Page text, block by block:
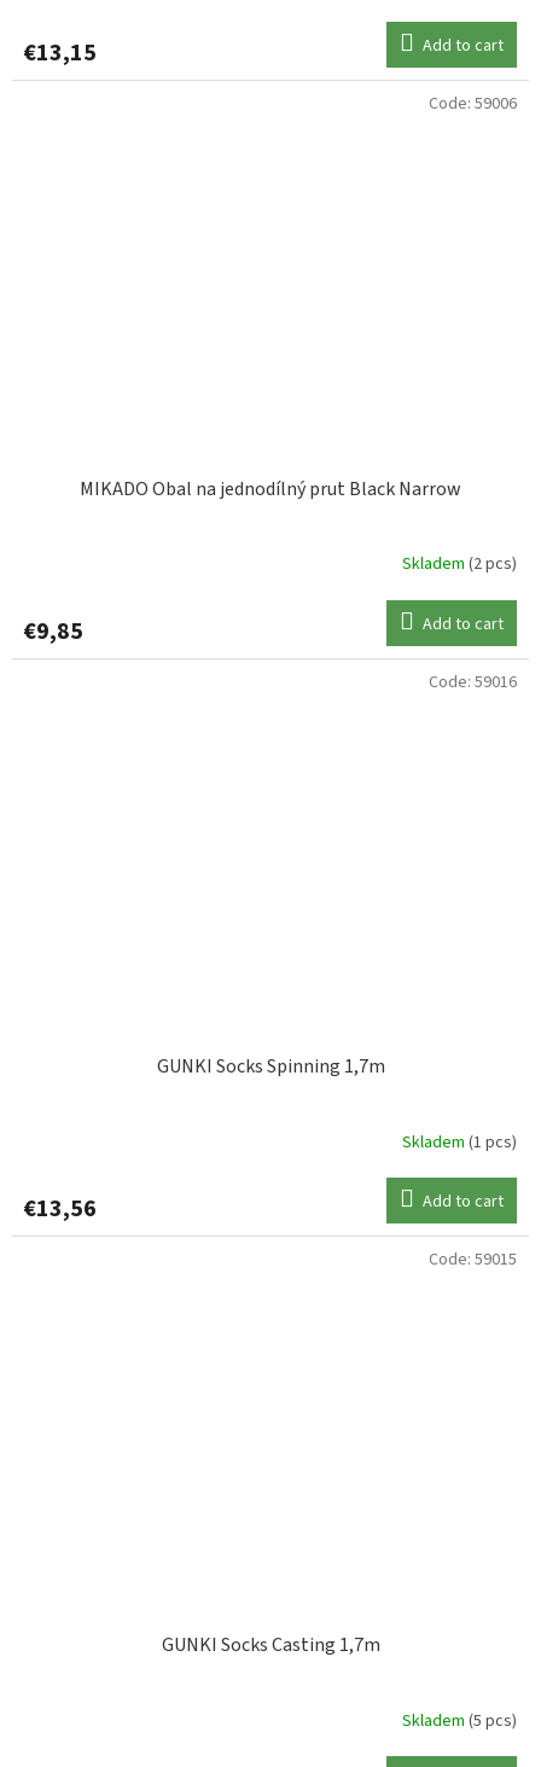
€13,15 Add to cart
MIKADO Obal na jednodílný prut Black Narrow
Skladem (2 pcs)
€9,85 Add to cart
Code: 59006
GUNKI Socks Spinning 1,7m
Skladem (1 pcs)
€13,56 Add to cart
Code: 59016
GUNKI Socks Casting 1,7m
Skladem (5 pcs)
Code: 59015